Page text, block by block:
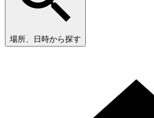
場所、日時から探す